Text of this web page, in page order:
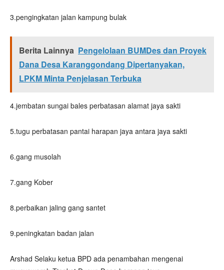
3.pengingkatan jalan kampung bulak
Berita Lainnya Pengelolaan BUMDes dan Proyek
Dana Desa Karanggondang Dipertanyakan,
LPKM Minta Penjelasan Terbuka
4.jembatan sungai bales perbatasan alamat jaya sakti
5.tugu perbatasan pantai harapan jaya antara jaya sakti
6.gang musolah
7.gang Kober
8.perbaikan jaling gang santet
9.peningkatan badan jalan
Arshad Selaku ketua BPD ada penambahan mengenai